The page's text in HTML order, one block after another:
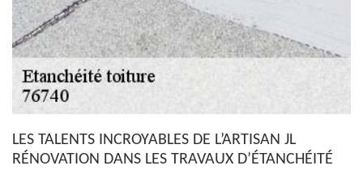
LES TALENTS INCROYABLES DE L’ARTISAN JL
RÉNOVATION DANS LES TRAVAUX D’ÉTANCHÉITÉ